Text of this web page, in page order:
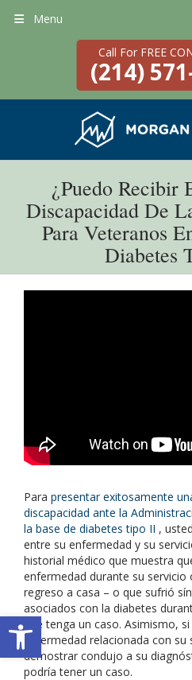
Open toolbar
Call For FREE
(214)
Menu
¿Puedo Recibir
Discapacidad De
Para Veteranos
Diabetes
Naranja.
Para presentar exitosamente
discapacidad ante la
la base de diabetes tipo II ,
entre su enfermedad y su
historial médico que muestra
enfermedad durante su servicio
regreso a casa – o que sufrió
asociados con la diabetes
que tenga un caso. Asimismo,
enfermedad relacionada con
demostrar condujo a su
podría tener un caso.